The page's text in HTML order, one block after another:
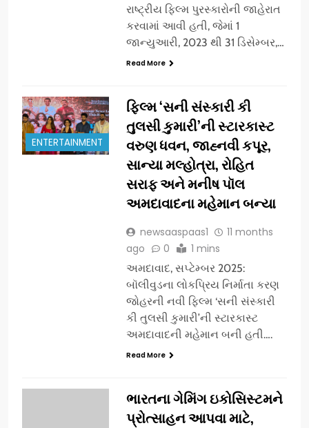
રાષ્ટ્રીય ફિલ્મ પુરસ્કારોની જાહેરાત
કરવામાં આવી હતી, જેમાં 1
જાન્યુઆરી, 2023 થી 31 ડિસેમ્બર,…
Read More
ENTERTAINMENT
ફિલ્મ ‘સની સંસ્કારી કી
તુલસી કુમારી’ની સ્ટારકાસ્ટ
વરુણ ધવન, જાહ્નવી કપૂર,
સાન્યા મલ્હોત્રા, રોહિત
સરાફ અને મનીષ પૉલ
અમદાવાદના મહેમાન બન્યા
newsaaspaas1
11 months
ago
0 1 mins
અમદાવાદ, સપ્ટેમ્બર 2025:
બૉલીવુડના લોકપ્રિય નિર્માતા કરણ
જોહરની નવી ફિલ્મ ‘સની સંસ્કારી
કી તુલસી કુમારી’ની સ્ટારકાસ્ટ
અમદાવાદની મહેમાન બની હતી….
Read More
ભારતના ગેમિંગ ઇકોસિસ્ટમને
પ્રોત્સાહન આપવા માટે,